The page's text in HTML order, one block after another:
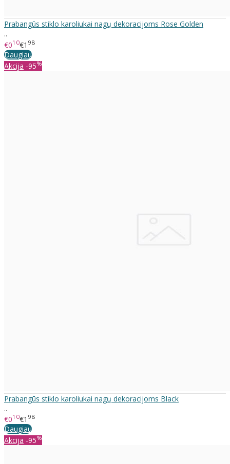
Prabangūs stiklo karoliukai nagų dekoracijoms Rose Golden
..
€010€1 98
Daugiau
Akcija -95%
Prabangūs stiklo karoliukai nagų dekoracijoms Black
..
€010€1 98
Daugiau
Akcija -95%